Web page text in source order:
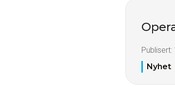
Publisert:
Nyhet